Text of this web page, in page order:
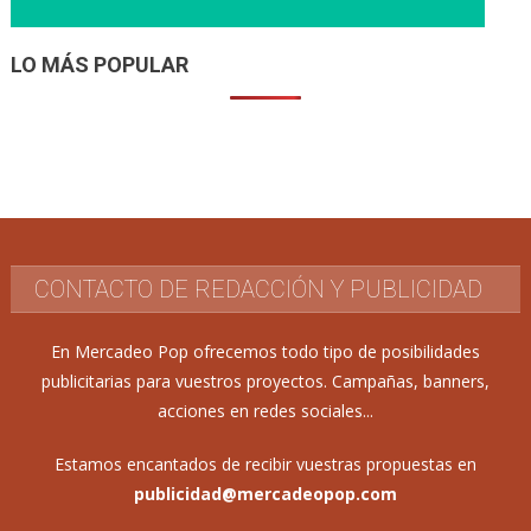
LO MÁS POPULAR
CONTACTO DE REDACCIÓN Y PUBLICIDAD
En Mercadeo Pop ofrecemos todo tipo de posibilidades
publicitarias para vuestros proyectos. Campañas, banners,
acciones en redes sociales...
Estamos encantados de recibir vuestras propuestas en
publicidad@mercadeopop.com